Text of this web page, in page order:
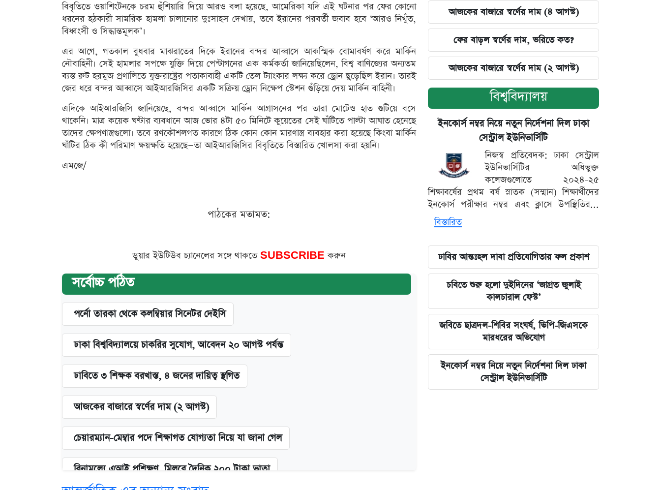
বিবৃতিতে ওয়াশিংটনকে চরম হুঁশিয়ারি দিয়ে আরও বলা হয়েছে, আমেরিকা যদি এই ঘটনার পর ফের কোনো
ধরনের হঠকারী সামরিক হামলা চালানোর দুঃসাহস দেখায়, তবে ইরানের পরবর্তী জবাব হবে ‘আরও নিখুঁত,
বিধ্বংসী ও সিদ্ধান্তমূলক’।
এর আগে, গতকাল বুধবার মাঝরাতের দিকে ইরানের বন্দর আব্বাসে আকস্মিক বোমাবর্ষণ করে মার্কিন
নৌবাহিনী। সেই হামলার সপক্ষে যুক্তি দিয়ে পেন্টাগনের এক কর্মকর্তা জানিয়েছিলেন, বিশ্ব বাণিজ্যের অন্যতম
ব্যস্ত রুট হরমুজ প্রণালিতে যুক্তরাষ্ট্রের পতাকাবাহী একটি তেল ট্যাংকার লক্ষ্য করে ড্রোন ছুড়েছিল ইরান। তারই
জের ধরে বন্দর আব্বাসে আইআরজিসির একটি সক্রিয় ড্রোন নিক্ষেপ স্টেশন গুঁড়িয়ে দেয় মার্কিন বাহিনী।
এদিকে আইআরজিসি জানিয়েছে, বন্দর আব্বাসে মার্কিন আগ্রাসনের পর তারা মোটেও হাত গুটিয়ে বসে
থাকেনি। মাত্র কয়েক ঘণ্টার ব্যবধানে আজ ভোর ৪টা ৫০ মিনিটে কুয়েতের সেই ঘাঁটিতে পাল্টা আঘাত হেনেছে
তাদের ক্ষেপণাস্ত্রগুলো। তবে রণকৌশলগত কারণে ঠিক কোন কোন মারণাস্ত্র ব্যবহার করা হয়েছে কিংবা মার্কিন
ঘাঁটির ঠিক কী পরিমাণ ক্ষয়ক্ষতি হয়েছে—তা আইআরজিসির বিবৃতিতে বিস্তারিত খোলসা করা হয়নি।
এমজে/
পাঠকের মতামত:
ডুয়ার ইউটিউব চ্যানেলের সঙ্গে থাকতে SUBSCRIBEকরুন
সর্বোচ্চ পঠিত
পর্নো তারকা থেকে কলম্বিয়ার সিনেটর দেইসি
ঢাকা বিশ্ববিদ্যালয়ে চাকরির সুযোগ, আবেদন ২০ আগস্ট পর্যন্ত
ঢাবিতে ৩ শিক্ষক বরখাস্ত, ৪ জনের দায়িত্ব স্থগিত
আজকের বাজারে স্বর্ণের দাম (২ আগস্ট)
চেয়ারম্যান-মেম্বার পদে শিক্ষাগত যোগ্যতা নিয়ে যা জানা গেল
বিনামূল্যে এআই প্রশিক্ষণ, মিলবে দৈনিক ২০০ টাকা ভাতা
আজকের বাজারে স্বর্ণের দাম (৪ আগস্ট)
ফের বাড়ল স্বর্ণের দাম, ভরিতে কত?
আজকের বাজারে স্বর্ণের দাম (২ আগস্ট)
বিশ্ববিদ্যালয়
ইনকোর্স নম্বর নিয়ে নতুন নির্দেশনা দিল ঢাকা
সেন্ট্রাল ইউনিভার্সিটি
নিজস্ব প্রতিবেদক: ঢাকা সেন্ট্রাল
ইউনিভার্সিটির অধিভুক্ত
কলেজগুলোতে ২০২৪-২৫
শিক্ষাবর্ষের প্রথম বর্ষ স্নাতক (সম্মান) শিক্ষার্থীদের
ইনকোর্স পরীক্ষার নম্বর এবং ক্লাসে উপস্থিতির...
বিস্তারিত
ঢাবির আন্তঃহল দাবা প্রতিযোগিতার ফল প্রকাশ
চবিতে শুরু হলো দুইদিনের ‘জাগ্রত জুলাই
কালচারাল ফেস্ট’
জবিতে ছাত্রদল-শিবির সংঘর্ষ, ভিপি-জিএসকে
মারধরের অভিযোগ
ইনকোর্স নম্বর নিয়ে নতুন নির্দেশনা দিল ঢাকা
সেন্ট্রাল ইউনিভার্সিটি